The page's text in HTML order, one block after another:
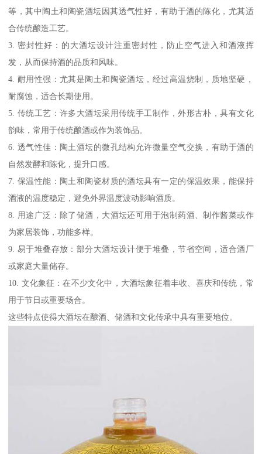
等，其中陶土和陶瓷酒坛因其透气性好，有助于酒的陈化，尤其适
合传统酿造工艺。
3. 密封性好：的大酒坛设计注重密封性，防止空气进入和酒液挥
发，从而保持酒的品质和风味。
4. 耐用性强：尤其是陶土和陶瓷酒坛，经过高温烧制，质地坚硬，
耐腐蚀，适合长期使用。
5. 传统工艺：许多大酒坛采用传统手工制作，外形古朴，具有文化
韵味，常用于传统酿酒或作为装饰品。
6. 透气性佳：陶土酒坛的微孔结构允许微量空气交换，有助于酒的
自然发酵和陈化，提升口感。
7. 保温性能：陶土和陶瓷材质的酒坛具有一定的保温效果，能保持
酒液的温度稳定，避免外界温度波动影响酒质。
8. 用途广泛：除了储酒，大酒坛还可用于泡制药酒、制作酱菜或作
为家居装饰，功能多样。
9. 易于堆叠存放：部分大酒坛设计便于堆叠，节省空间，适合酒厂
或家庭大量储存。
10. 文化象征：在不少文化中，大酒坛象征着丰收、喜庆和传统，常
用于节日或重要场合。
这些特点使得大酒坛在酿酒、储酒和文化传承中具有重要地位。